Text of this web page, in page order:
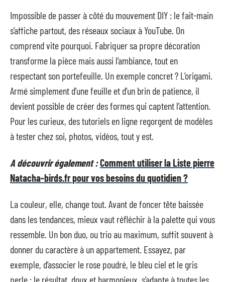
Impossible de passer à côté du mouvement DIY : le fait-main
s’affiche partout, des réseaux sociaux à YouTube. On
comprend vite pourquoi. Fabriquer sa propre décoration
transforme la pièce mais aussi l’ambiance, tout en
respectant son portefeuille. Un exemple concret ? L’origami.
Armé simplement d’une feuille et d’un brin de patience, il
devient possible de créer des formes qui captent l’attention.
Pour les curieux, des tutoriels en ligne regorgent de modèles
à tester chez soi, photos, vidéos, tout y est.
A découvrir également :Comment utiliser la Liste pierre
Natacha-birds.fr pour vos besoins du quotidien ?
La couleur, elle, change tout. Avant de foncer tête baissée
dans les tendances, mieux vaut réfléchir à la palette qui vous
ressemble. Un bon duo, ou trio au maximum, suffit souvent à
donner du caractère à un appartement. Essayez, par
exemple, d’associer le rose poudré, le bleu ciel et le gris
perle : le résultat, doux et harmonieux, s’adapte à toutes les